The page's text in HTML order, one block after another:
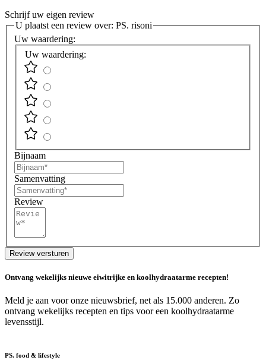
Schrijf uw eigen review
U plaatst een review over: PS. risoni
Uw waardering:
Uw waardering:
Bijnaam
Samenvatting
Review
Review versturen
Ontvang wekelijks nieuwe eiwitrijke en koolhydraatarme recepten!
Meld je aan voor onze nieuwsbrief, net als 15.000 anderen. Zo
ontvang wekelijks recepten en tips voor een koolhydraatarme
levensstijl.
PS. food & lifestyle